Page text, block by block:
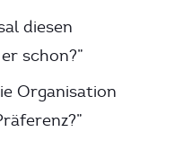
diesen
schon?”
Organisation